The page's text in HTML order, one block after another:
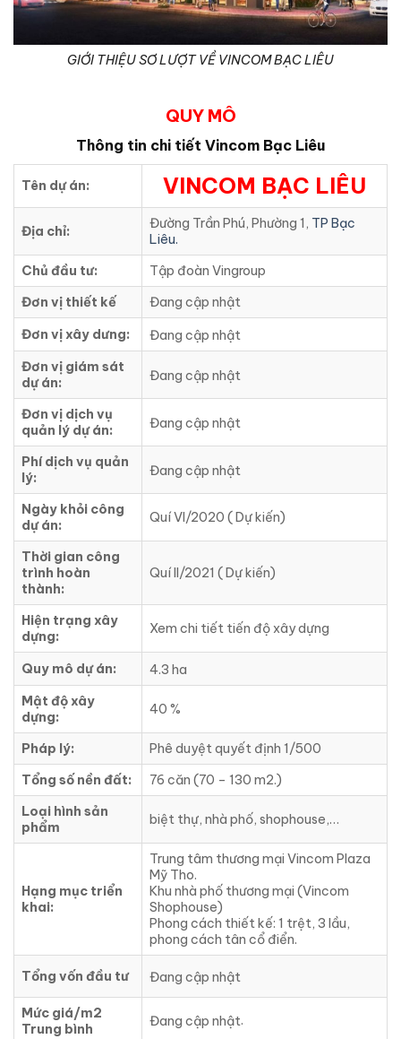
GIỚI THIỆU SƠ LƯỢT VỀ VINCOM BẠC LIÊU
QUY MÔ
Thông tin chi tiết Vincom Bạc Liêu
Tên dự án: VINCOM BẠC LIÊU
Địa chỉ: Đường Trần Phú, Phường 1, TP Bạc
Liêu.
Chủ đầu tư:
Tập đoàn Vingroup
Đơn vị thiết kế
Đang cập nhật
Đơn vị xây dưng:
Đang cập nhật
Đơn vị giám sát
dự án:
Đang cập nhật
Đơn vị dịch vụ
quản lý dự án:
Đang cập nhật
Phí dịch vụ quản
lý:
Đang cập nhật
Ngày khỏi công
dự án:
Quí VI/2020 ( Dự kiến)
Thời gian công
trình hoàn
thành:
Quí II/2021 ( Dự kiến)
Hiện trạng xây
dựng:
Xem chi tiết tiến độ xây dựng
Quy mô dự án:
4.3 ha
Mật độ xây
dựng:
40 %
Pháp lý:
Phê duyệt quyết định 1/500
Tổng số nền đất:
76 căn (70 – 130 m2.)
Loại hình sản
phẩm
biệt thự, nhà phố, shophouse,…
Hạng mục triển
khai:
Trung tâm thương mại Vincom Plaza
Mỹ Tho.
Khu nhà phố thương mại (Vincom
Shophouse)
Phong cách thiết kế: 1 trệt, 3 lầu,
phong cách tân cổ điển.
Tổng vốn đầu tư Đang cập nhật
Mức giá/m2
Trung bình
Đang cập nhật.